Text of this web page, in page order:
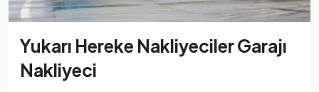
Yukarı Hereke Nakliyeciler Garajı
Nakliyeci